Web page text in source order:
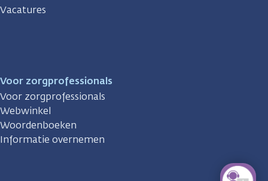
Vacatures
Voor zorgprofessionals
Voor zorgprofessionals
Webwinkel
Woordenboeken
Informatie overnemen